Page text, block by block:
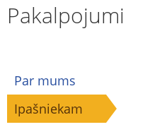
Pakalpojumi
Par mums
Ipašniekam